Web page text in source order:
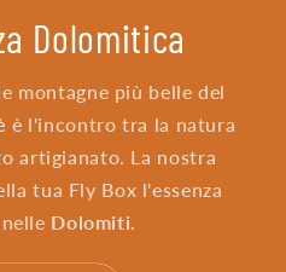
Dolomitica
montagne più belle del
è l'incontro tra la natura
artigianato. La nostra
tua Fly Box l'essenza
Dolomiti.